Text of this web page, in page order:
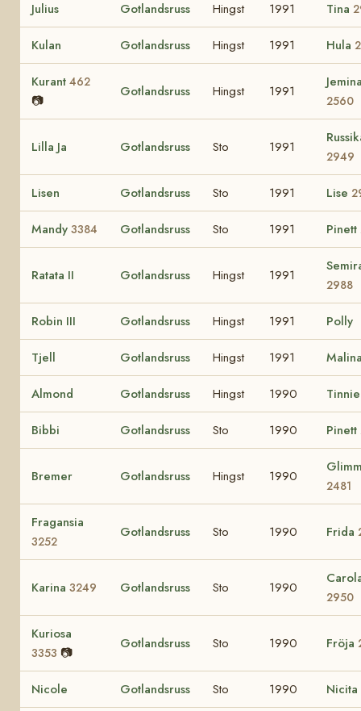
Julius Gotlandsruss Hingst 1991 Tina
Kulan Gotlandsruss Hingst 1991 Hula
Kurant 462
📷
Gotlandsruss Hingst 1991
2560
Lilla Ja Gotlandsruss Sto 1991
2949
Lisen Gotlandsruss Sto 1991 Lise
Mandy 3384 Gotlandsruss Sto 1991 Pinett
Ratata II Gotlandsruss Hingst 1991
2988
Robin III Gotlandsruss Hingst 1991 Polly
Tjell Gotlandsruss Hingst 1991
Almond Gotlandsruss Hingst 1990
Bibbi Gotlandsruss Sto 1990 Pinett
Bremer Gotlandsruss Hingst 1990
2481
Fragansia
3252
Gotlandsruss Sto 1990 Frida
Karina 3249 Gotlandsruss Sto 1990
2950
Kuriosa
3353 📷
Gotlandsruss Sto 1990 Fröja
Nicole Gotlandsruss Sto 1990 Nicita